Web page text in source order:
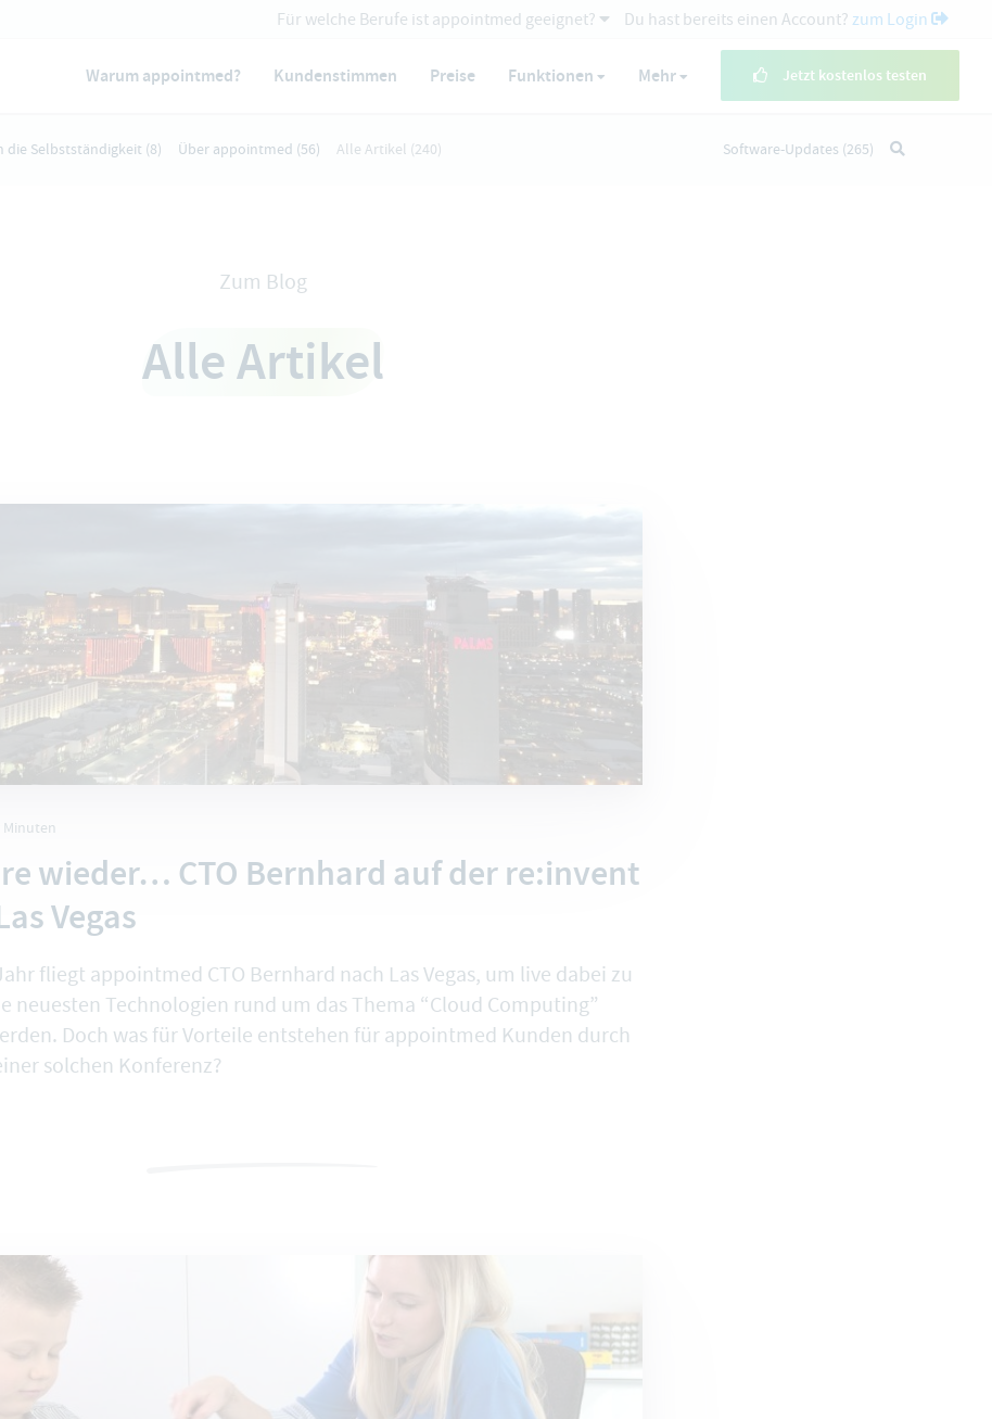
Für welche Berufe ist appointmed geeignet? Du hast bereits einen Account? zum Login
Warum appointmed? Kundenstimmen Preise Funktionen Mehr Jetzt kostenlos testen
die Selbstständigkeit (8) Über appointmed (56) Alle Artikel (240) Software-Updates (265)
Zum Blog
Alle Artikel
Minuten
wieder… CTO Bernhard auf der re:invent
Vegas
fliegt appointmed CTO Bernhard nach Las Vegas, um live dabei zu
neuesten Technologien rund um das Thema “Cloud Computing”
Doch was für Vorteile entstehen für appointmed Kunden durch
solchen Konferenz?